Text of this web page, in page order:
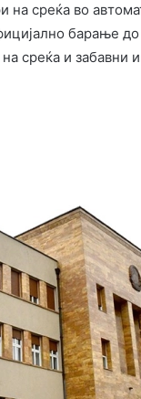
среќа во
барање до
среќа и забавни